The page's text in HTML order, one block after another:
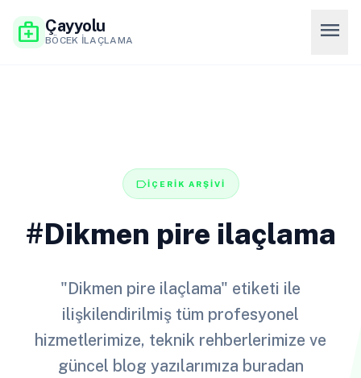
medical_services Çayyolu
BÖCEK İLAÇLAMA menu
labelİÇERİK ARŞİVİ
#Dikmen pire ilaçlama
"Dikmen pire ilaçlama" etiketi ile
ilişkilendirilmiş tüm profesyonel
hizmetlerimize, teknik rehberlerimize ve
güncel blog yazılarımıza buradan